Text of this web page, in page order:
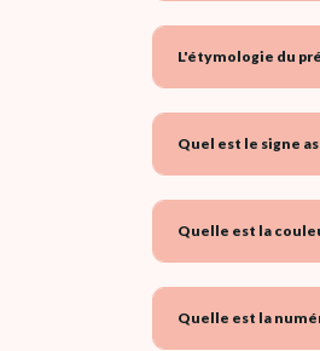
L'étymologie du
Quel est le signe
Quelle est la
Quelle est la